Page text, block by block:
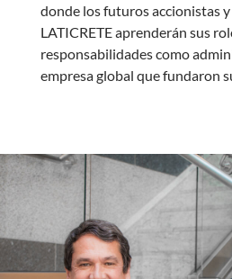
donde los futuros accionistas
LATICRETE aprenderán sus
responsabilidades como
empresa global que fundaron